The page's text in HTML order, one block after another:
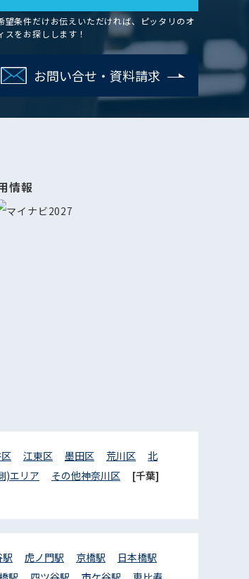
望条件だけお伝えいただければ、ピッタリのオ
スをお探しします！
お問い合せ・資料請求
情報
江東区 墨田区 荒川区
北
)エリア その他神奈川区
[千葉]
駅 虎ノ門駅 京橋駅
日本橋駅